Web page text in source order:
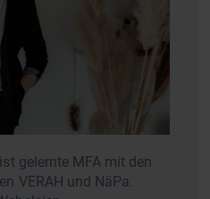
gelernte MFA mit den
VERAH und NäPa.